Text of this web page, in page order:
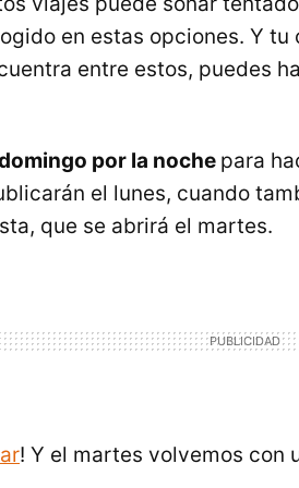
en estas opciones. Y
entre estos, puedes
por la noche para
el lunes, cuando
que se abrirá el martes.
! Y el martes volvemos con